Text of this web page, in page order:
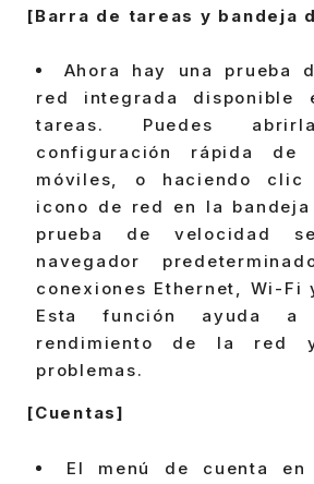
[Barra de tareas y bandeja
Ahora hay una prueba
red integrada
tareas. Puedes
configuración rápida
móviles, o haciendo clic
icono de red en la
prueba de velocidad
navegador
conexiones Ethernet, Wi-Fi
Esta función ayuda a
rendimiento de la red
problemas.
[Cuentas]
El menú de cuenta